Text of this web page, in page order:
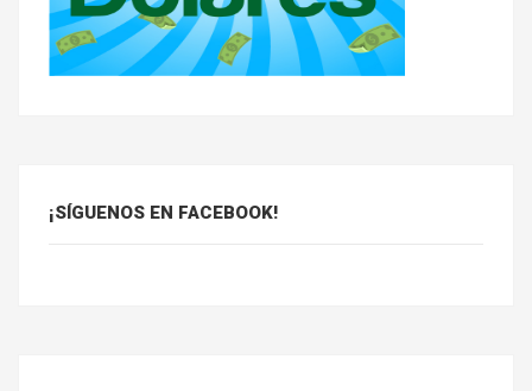
¡SÍGUENOS EN FACEBOOK!